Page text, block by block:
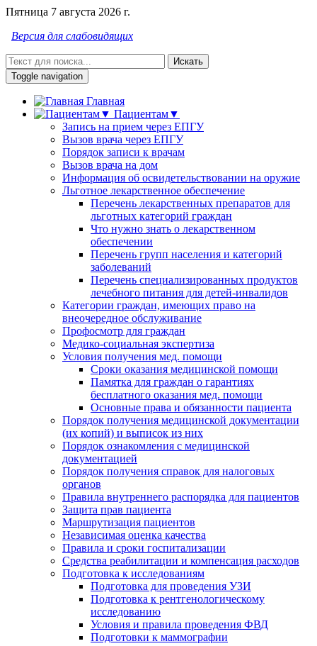
Пятница 7 августа 2026 г.
Версия для слабовидящих
Искать
Toggle navigation
Главная
Пациентам▼
Запись на прием через ЕПГУ
Вызов врача через ЕПГУ
Порядок записи к врачам
Вызов врача на дом
Информация об освидетельствовании на оружие
Льготное лекарственное обеспечение
Перечень лекарственных препаратов для
льготных категорий граждан
Что нужно знать о лекарственном
обеспечении
Перечень групп населения и категорий
заболеваний
Перечень специализированных продуктов
лечебного питания для детей-инвалидов
Категории граждан, имеющих право на
внеочередное обслуживание
Профосмотр для граждан
Медико-социальная экспертиза
Условия получения мед. помощи
Сроки оказания медицинской помощи
Памятка для граждан о гарантиях
бесплатного оказания мед. помощи
Основные права и обязанности пациента
Порядок получения медицинской документации
(их копий) и выписок из них
Порядок ознакомления с медицинской
документацией
Порядок получения справок для налоговых
органов
Правила внутреннего распорядка для пациентов
Защита прав пациента
Маршрутизация пациентов
Независимая оценка качества
Правила и сроки госпитализации
Средства реабилитации и компенсация расходов
Подготовка к исследованиям
Подготовка для проведения УЗИ
Подготовка к рентгенологическому
исследованию
Условия и правила проведения ФВД
Подготовки к маммографии